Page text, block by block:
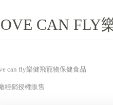
CAN FLY
can fly樂健飛寵物保健食品
經銷授權販售